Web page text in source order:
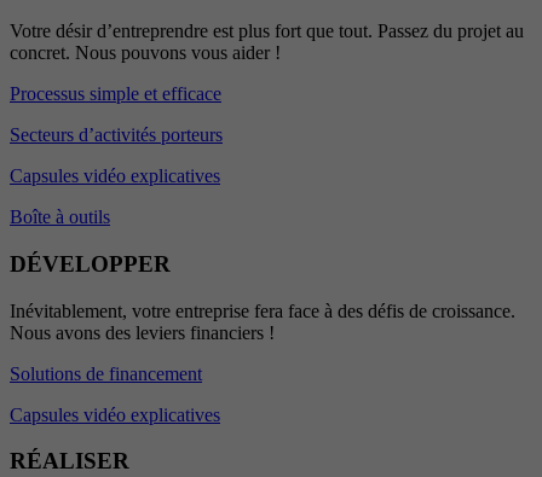
Votre désir d’entreprendre est plus fort que tout. Passez du projet au
concret. Nous pouvons vous aider !
Processus simple et efficace
Secteurs d’activités porteurs
Capsules vidéo explicatives
Boîte à outils
DÉVELOPPER
Inévitablement, votre entreprise fera face à des défis de croissance.
Nous avons des leviers financiers !
Solutions de financement
Capsules vidéo explicatives
RÉALISER